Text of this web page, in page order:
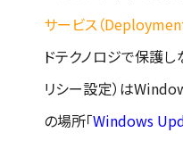
サービス（
ドテクノロジで保護
リシー設定）は
の場所「Windows